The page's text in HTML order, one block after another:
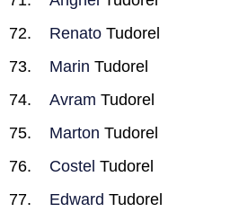
Renato Tudorel
Marin Tudorel
Avram Tudorel
Marton Tudorel
Costel Tudorel
Edward Tudorel